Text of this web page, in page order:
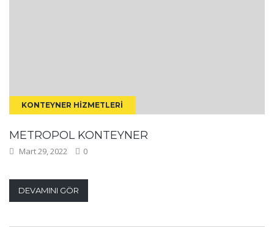
KONTEYNER HIZMETLERI
METROPOL KONTEYNER
Mart 29, 2022 0
DEVAMINI GÖR